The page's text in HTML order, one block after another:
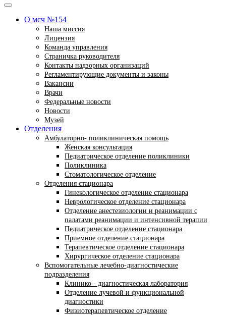
О мсч №154
Наша миссия
Лицензия
Команда управления
Страничка руководителя
Контакты надзорных организаций
Регламентирующие документы и законы
Вакансии
Врачи
Федеральные новости
Новости
Музей
Отделения
Амбулаторно- поликлиническая помощь
Женская консультация
Педиатрическое отделение поликлиники
Поликлиника
Стоматологическое отделение
Отделения стационара
Гинекологическое отделение стационара
Неврологическое отделение стационара
Отделение анестезиологии и реанимации с
палатами реанимации и интенсивной терапии
Педиатрическое отделение стационара
Приемное отделение стационара
Терапевтическое отделение стационара
Хирургическое отделение стационара
Вспомогательные лечебно-диагностические
подразделения
Клинико - диагностическая лаборатория
Отделение лучевой и функциональной
диагностики
Физиотерапевтическое отделение